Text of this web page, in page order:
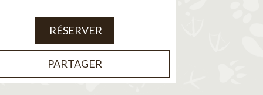
RÉSERVER
PARTAGER